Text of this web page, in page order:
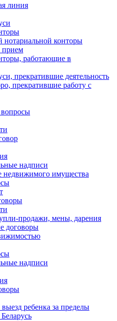
линия
конторы
прием
работающие в
прекратившие деятельность
прекратившие работу с
вопросы
надписи
недвижимого имущества
продажи, мены, дарения
договоры
надписи
ребенка за пределы